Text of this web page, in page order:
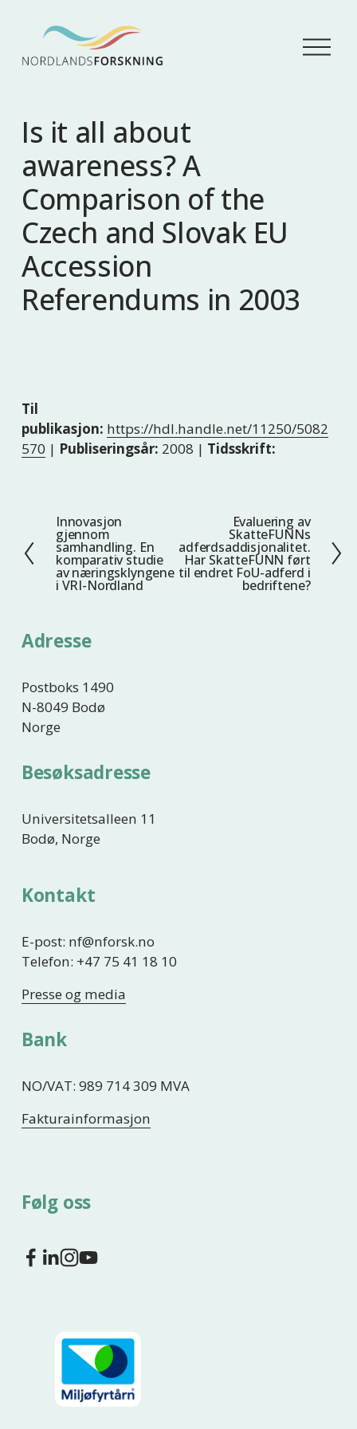
Å
p
Is it all about
awareness? A
Comparison of the
Czech and Slovak EU
Accession
Referendums in 2003
Til
publikasjon: https://hdl.handle.net/11250/5082
570 | Publiseringsår: 2008 | Tidsskrift:
F
o
r
r
e
Innovasjon
gjennom
samhandling. En
komparativ studie
av næringsklyngene
i VRI-Nordland
e
s
Evaluering av
SkatteFUNNs
adferdsaddisjonalitet.
Har SkatteFUNN ført
til endret FoU-adferd i
bedriftene?
Adresse
Postboks 1490
N-8049 Bodø
Norge
Besøksadresse
Universitetsalleen 11
Bodø, Norge
Kontakt
E-post: nf@nforsk.no
Telefon: +47 75 41 18 10
Presse og media
Bank
NO/VAT: 989 714 309 MVA
Fakturainformasjon
Følg oss